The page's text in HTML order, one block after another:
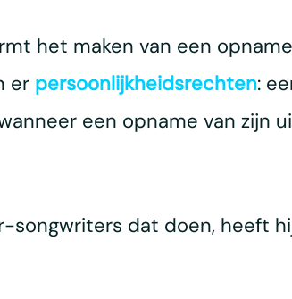
het maken van een
er persoonlijkheidsrechten:
een opname van zijn
songwriters dat doen, heeft